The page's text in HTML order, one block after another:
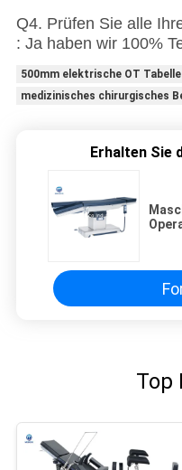
Q4. Prüfen Sie alle
: Ja haben wir 100%
500mm elektrische OT Tabelle
medizinisches chirurgisches
Erhalten Sie
Top